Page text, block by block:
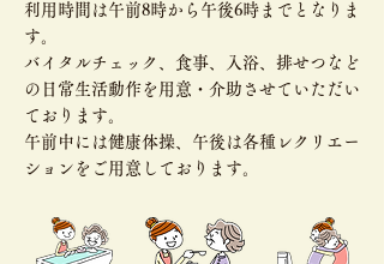
利用時間は午前8時から午後6時までとなりま
す。
バイタルチェック、食事、入浴、排せつなど
の日常生活動作を用意・介助させていただい
ております。
​午前中には健康体操、午後は各種レクリエー
ションをご用意しております。